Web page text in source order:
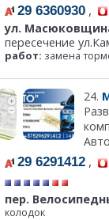
29 6360930 ,
ул.
пересечение
работ: замена
24.
29 6291412 ,
пер.
колодок